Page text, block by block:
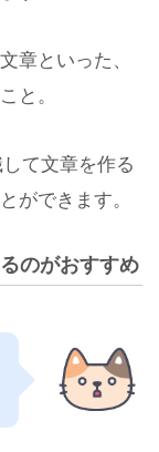
章といった、
と。
て文章を作る
ができます。
のがおすすめ